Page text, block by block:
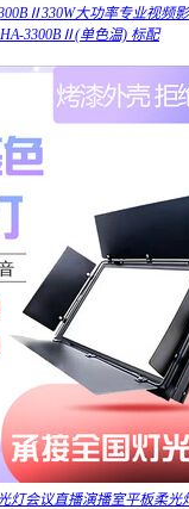
大功率专业视频
3300BⅡ(单色温) 标配
灯会议直播演播室平板柔光